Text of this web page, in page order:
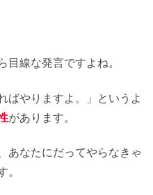
線な発言ですよね。
ばやりますよ。」というよ
があります。
あなたにだってやらなきゃ